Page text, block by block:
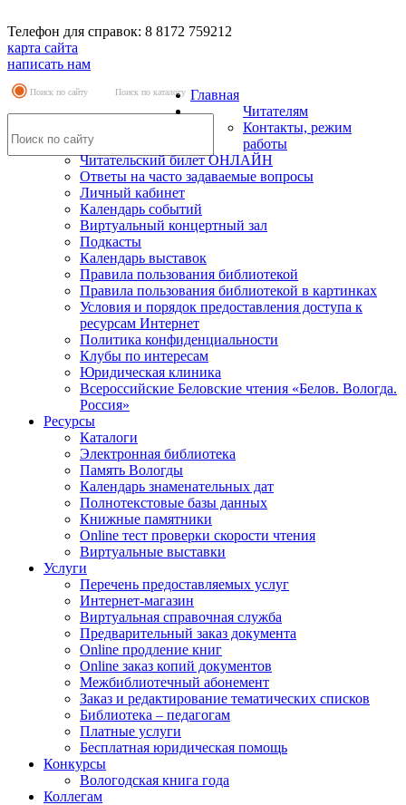
Телефон для справок: 8 8172 759212
карта сайта
написать нам
Поиск по сайту Поиск по каталогу Главная
Читателям
Контакты, режим
работы
Читательский билет ОНЛАЙН
Ответы на часто задаваемые вопросы
Личный кабинет
Календарь событий
Виртуальный концертный зал
Подкасты
Календарь выставок
Правила пользования библиотекой
Правила пользования библиотекой в картинках
Условия и порядок предоставления доступа к
ресурсам Интернет
Политика конфиденциальности
Клубы по интересам
Юридическая клиника
Всероссийские Беловские чтения «Белов. Вологда.
Россия»
Ресурсы
Каталоги
Электронная библиотека
Память Вологды
Календарь знаменательных дат
Полнотекстовые базы данных
Книжные памятники
Online тест проверки скорости чтения
Виртуальные выставки
Услуги
Перечень предоставляемых услуг
Интернет-магазин
Виртуальная справочная служба
Предварительный заказ документа
Online продление книг
Online заказ копий документов
Межбиблиотечный абонемент
Заказ и редактирование тематических списков
Библиотека – педагогам
Платные услуги
Бесплатная юридическая помощь
Конкурсы
Вологодская книга года
Коллегам